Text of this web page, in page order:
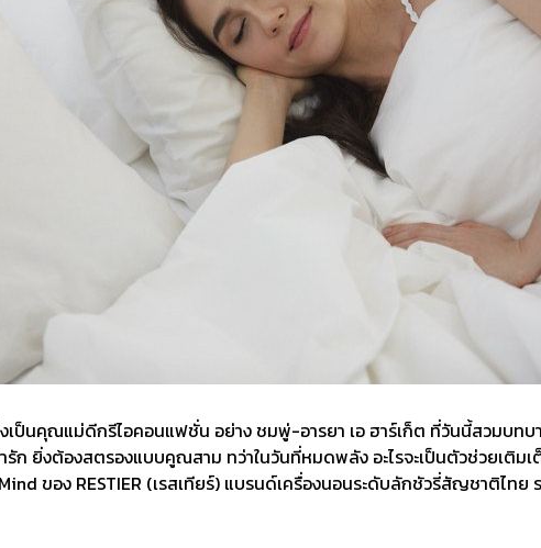
ป็นคุณแม่ดีกรีไอคอนแฟชั่น อย่าง ชมพู่-อารยา เอ ฮาร์เก็ต ที่วันนี้สวมบ
ยิ่งต้องสตรองแบบคูณสาม ทว่าในวันที่หมดพลัง อะไรจะเป็นตัวช่วยเติม
ของ RESTIER (เรสเทียร์) แบรนด์เครื่องนอนระดับลักชัวรี่สัญชาติไทย